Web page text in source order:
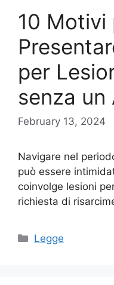
10 Motivi
per
senza un
February 13, 2024
Navigare nel
può essere
coinvolge lesioni
richiesta di
Categories
Legge